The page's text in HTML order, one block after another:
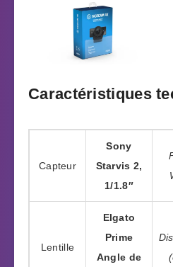
Caractéristiques
Capteur
Sony
Starvis 2,
1/1.8″
Lentille
Elgato
Prime
Angle de